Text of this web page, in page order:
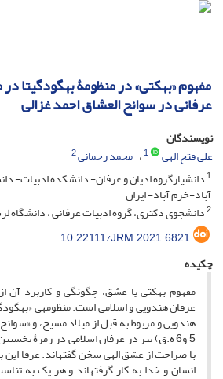
مفهوم «بهکتی» در منظومۀ بهگودگیتا
عرفانی در سوانح العشاق احمد غزالی
نویسندگان
علی فتح الهی
1 محمد رحمانی2
1دانشیارگروه ادیان و عرفان- دانشکده ادبیات-
آباد-خرم آباد- ایران
2دانشجوی دکتری، گروه ادبیات عرفانی ، دانشگاه
10.22111/JRM.2021.6821
چکیده
مفهوم بهکتی یا عشق، چگونگی و کاربرد آن
عرفان هندویی و اسلامی است. منظومه­ی
هندویی و مربوط به قبل از میلاد مسیح، و
5 و6 ه.ق) نیز در عرفان اسلامی در زمرۀ
با صراحت از عشق الهی سخن گفته­اند. عرفا این
انسان و خدا به کار گرفته­اند و هر یک به